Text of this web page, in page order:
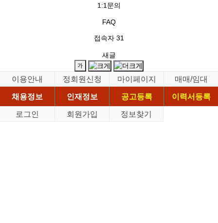
1:1문의
FAQ
접속자 31
새글
이용안내 정회원신청 마이페이지
매매/임대
채용정보
인재정보 공고등록
이력서등록
로그인
회원가입 정보찾기